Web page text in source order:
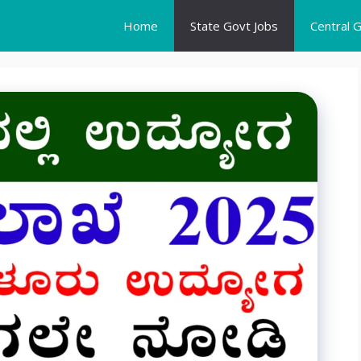
Home State Govt Jobs Central